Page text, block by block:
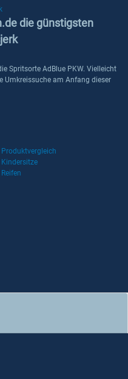
die günstigsten
Spritsorte AdBlue PKW. Vielleicht
Umkreissuche am Anfang dieser
Produktvergleich
Kindersitze
Reifen